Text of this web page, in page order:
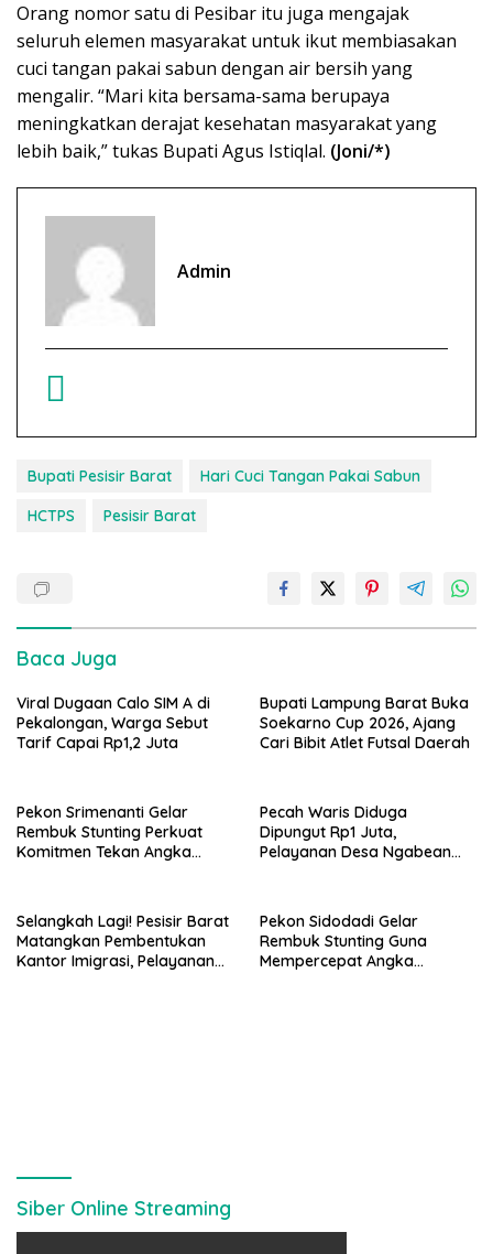
Orang nomor satu di Pesibar itu juga mengajak
seluruh elemen masyarakat untuk ikut membiasakan
cuci tangan pakai sabun dengan air bersih yang
mengalir. “Mari kita bersama-sama berupaya
meningkatkan derajat kesehatan masyarakat yang
lebih baik,” tukas Bupati Agus Istiqlal. (Joni/*)
Admin
Bupati Pesisir Barat
Hari Cuci Tangan Pakai Sabun
HCTPS
Pesisir Barat
Baca Juga
Viral Dugaan Calo SIM A di
Pekalongan, Warga Sebut
Tarif Capai Rp1,2 Juta
Bupati Lampung Barat Buka
Soekarno Cup 2026, Ajang
Cari Bibit Atlet Futsal Daerah
Pekon Srimenanti Gelar
Rembuk Stunting Perkuat
Komitmen Tekan Angka
Pecah Waris Diduga
Dipungut Rp1 Juta,
Pelayanan Desa Ngabean
Selangkah Lagi! Pesisir Barat
Matangkan Pembentukan
Kantor Imigrasi, Pelayanan
Pekon Sidodadi Gelar
Rembuk Stunting Guna
Mempercepat Angka
Siber Online Streaming